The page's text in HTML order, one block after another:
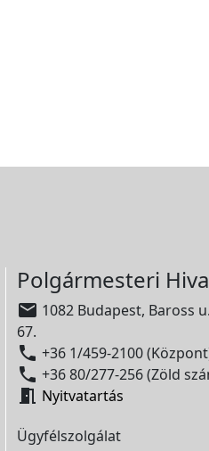
Polgármesteri
 1082 Budapest, Baross
67.
 +36 1/459-2100
 +36 80/277-256 (Zöld
 Nyitvatartás
Ügyfélszolgálat